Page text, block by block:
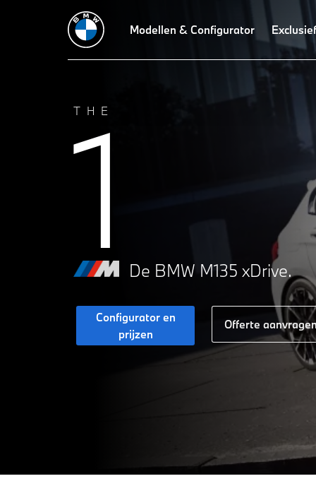
Modellen & Configurator
THE
1 De BMW M135 xDrive.
Configurator en
prijzen
Offerte
Technische gegevens Prestaties Design Technologieën